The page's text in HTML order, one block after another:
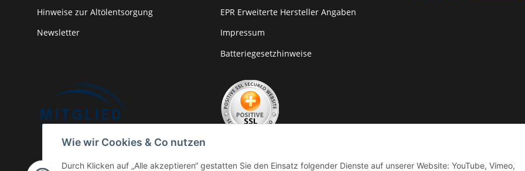
Wie wir Cookies & Co nutzen
Durch Klicken auf „Alle akzeptieren“ gestatten Sie den Einsatz folgender Dienste auf unserer Website: YouTube, Vimeo,
Hinweise zur Altölentsorgung
Newsletter
EPR Erweiterte Hersteller Angaben
Impressum
Batteriegesetzhinweise